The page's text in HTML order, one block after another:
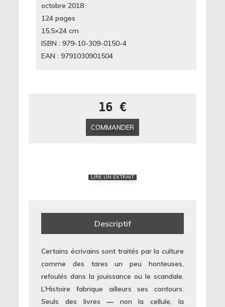
octobre 2018
124 pages
15,5×24 cm
ISBN : 979-10-309-0150-4
EAN : 9791030901504
16 €
COMMANDER
LIRE UN EXTRAIT
Descriptif
Certains écrivains sont traités par la culture
comme des tares un peu honteuses,
refoulés dans la jouissance ou le scandale.
L’Histoire fabrique ailleurs ses contours.
Seuls des livres ― non la cellule, la